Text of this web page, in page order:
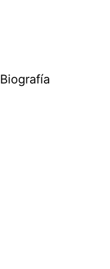
Biografía